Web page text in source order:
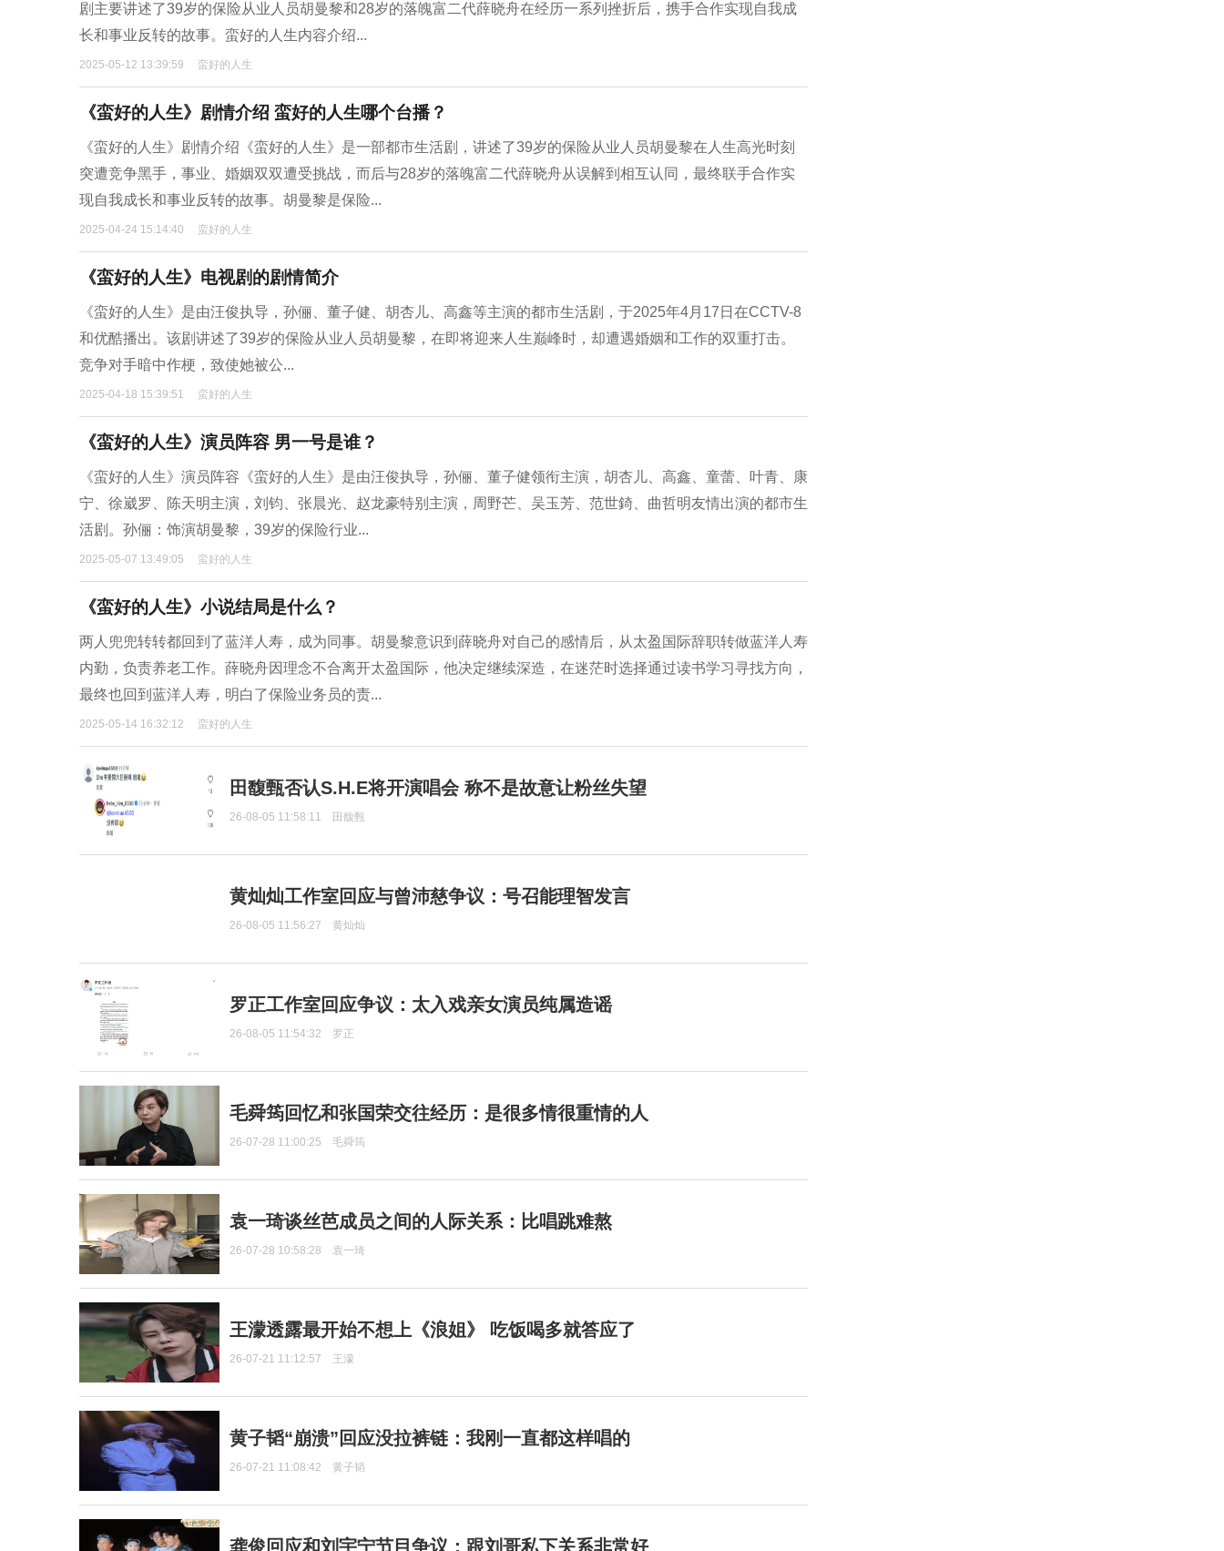
剧主要讲述了39岁的保险从业人员胡曼黎和28岁的落魄富二代薛晓舟在经历一系列挫折后，携手合作实现自我成
长和事业反转的故事。蛮好的人生内容介绍...
2025-05-12 13:39:59 蛮好的人生
《蛮好的人生》剧情介绍 蛮好的人生哪个台播？
《蛮好的人生》剧情介绍《蛮好的人生》是一部都市生活剧，讲述了39岁的保险从业人员胡曼黎在人生高光时刻
突遭竞争黑手，事业、婚姻双双遭受挑战，而后与28岁的落魄富二代薛晓舟从误解到相互认同，最终联手合作实
现自我成长和事业反转的故事。胡曼黎是保险...
2025-04-24 15:14:40 蛮好的人生
《蛮好的人生》电视剧的剧情简介
《蛮好的人生》是由汪俊执导，孙俪、董子健、胡杏儿、高鑫等主演的都市生活剧，于2025年4月17日在CCTV-8
和优酷播出。该剧讲述了39岁的保险从业人员胡曼黎，在即将迎来人生巅峰时，却遭遇婚姻和工作的双重打击。
竞争对手暗中作梗，致使她被公...
2025-04-18 15:39:51 蛮好的人生
《蛮好的人生》演员阵容 男一号是谁？
《蛮好的人生》演员阵容《蛮好的人生》是由汪俊执导，孙俪、董子健领衔主演，胡杏儿、高鑫、童蕾、叶青、康
宁、徐崴罗、陈天明主演，刘钧、张晨光、赵龙豪特别主演，周野芒、吴玉芳、范世錡、曲哲明友情出演的都市生
活剧。孙俪：饰演胡曼黎，39岁的保险行业...
2025-05-07 13:49:05 蛮好的人生
《蛮好的人生》小说结局是什么？
两人兜兜转转都回到了蓝洋人寿，成为同事。胡曼黎意识到薛晓舟对自己的感情后，从太盈国际辞职转做蓝洋人寿
内勤，负责养老工作。薛晓舟因理念不合离开太盈国际，他决定继续深造，在迷茫时选择通过读书学习寻找方向，
最终也回到蓝洋人寿，明白了保险业务员的责...
2025-05-14 16:32:12 蛮好的人生
田馥甄否认S.H.E将开演唱会 称不是故意让粉丝失望
26-08-05 11:58:11 田馥甄
黄灿灿工作室回应与曾沛慈争议：号召能理智发言
26-08-05 11:56:27 黄灿灿
罗正工作室回应争议：太入戏亲女演员纯属造谣
26-08-05 11:54:32 罗正
毛舜筠回忆和张国荣交往经历：是很多情很重情的人
26-07-28 11:00:25 毛舜筠
袁一琦谈丝芭成员之间的人际关系：比唱跳难熬
26-07-28 10:58:28 袁一琦
王濛透露最开始不想上《浪姐》 吃饭喝多就答应了
26-07-21 11:12:57 王濛
黄子韬“崩溃”回应没拉裤链：我刚一直都这样唱的
26-07-21 11:08:42 黄子韬
龚俊回应和刘宇宁节目争议：跟刘哥私下关系非常好